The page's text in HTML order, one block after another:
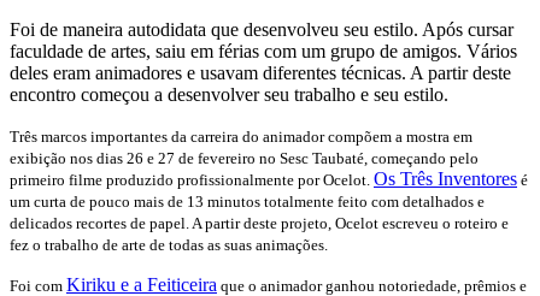
Foi de maneira autodidata que desenvolveu seu estilo. Após cursar
faculdade de artes, saiu em férias com um grupo de amigos. Vários
deles eram animadores e usavam diferentes técnicas. A partir deste
encontro começou a desenvolver seu trabalho e seu estilo.
Três marcos importantes da carreira do animador compõem a mostra em
exibição nos dias 26 e 27 de fevereiro no Sesc Taubaté, começando pelo
primeiro filme produzido profissionalmente por Ocelot. Os Três Inventores é
um curta de pouco mais de 13 minutos totalmente feito com detalhados e
delicados recortes de papel. A partir deste projeto, Ocelot escreveu o roteiro e
fez o trabalho de arte de todas as suas animações.
Foi com Kiriku e a Feiticeira que o animador ganhou notoriedade, prêmios e